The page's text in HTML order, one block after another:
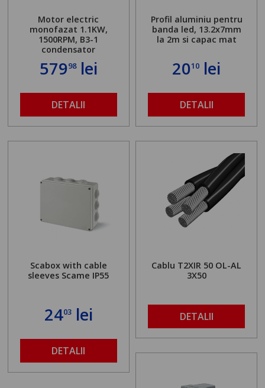
Motor electric
monofazat 1.1KW,
1500RPM, B3-1
condensator
57998lei
DETALII
Profil aluminiu pentru
banda led, 13.2x7mm
la 2m si capac mat
2010 lei
DETALII
Scabox with cable
sleeves Scame IP55
2403lei
DETALII
Cablu T2XIR 50 OL-AL
3X50
DETALII